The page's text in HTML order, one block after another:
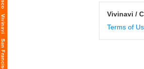
Vivinavi /
Terms of